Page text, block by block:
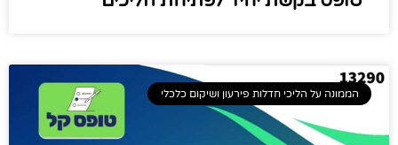
הממונה על הליכי חדלות פירעון ושיקום כלכלי